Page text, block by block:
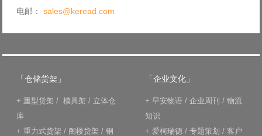
电邮： sales@keread.com
「仓储货架」
+ 重型货架 / 模具架 / 立体仓
库
+ 重力式货架 / 阁楼货架 / 钢
「企业文化」
+ 早安物语 / 企业周刊 / 物流
知识
+ 爱柯瑞德 / 专题策划 / 客户